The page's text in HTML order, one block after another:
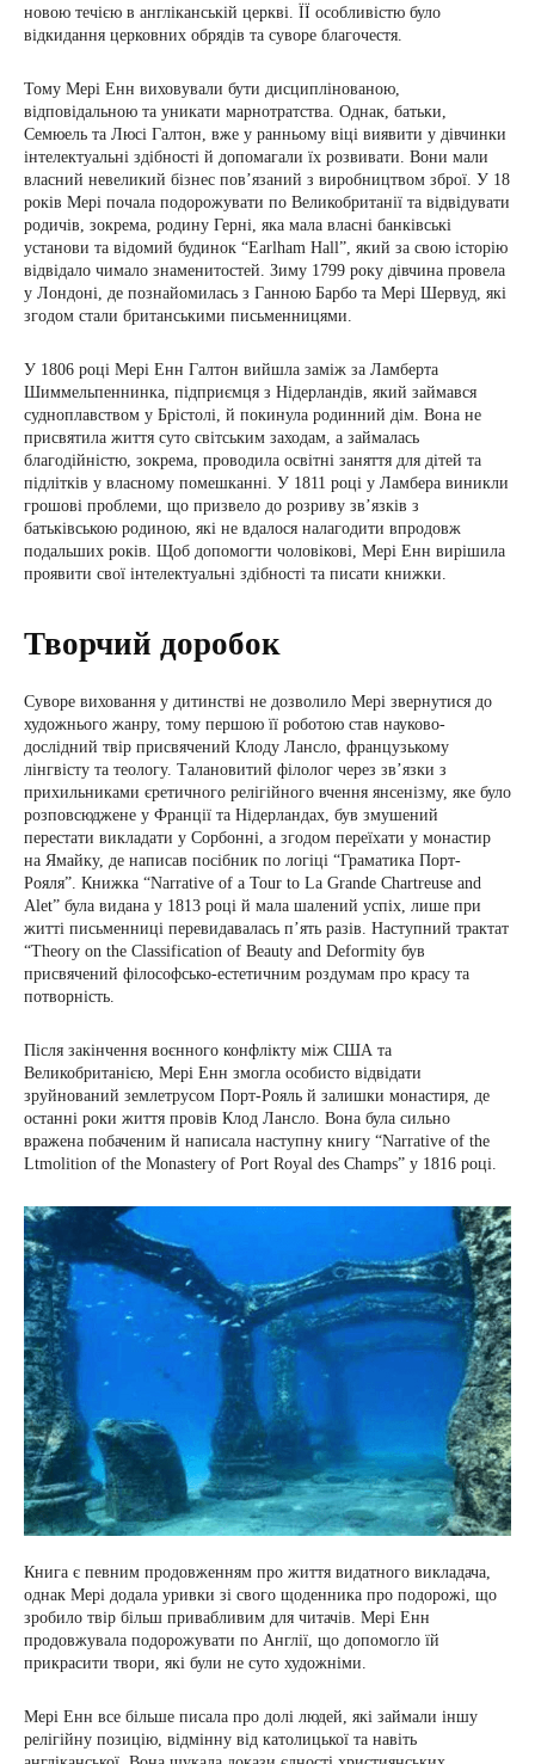
новою течією в англіканській церкві. ЇЇ особливістю було
відкидання церковних обрядів та суворе благочестя.
Тому Мері Енн виховували бути дисциплінованою,
відповідальною та уникати марнотратства. Однак, батьки,
Семюель та Люсі Галтон, вже у ранньому віці виявити у дівчинки
інтелектуальні здібності й допомагали їх розвивати. Вони мали
власний невеликий бізнес пов’язаний з виробництвом зброї. У 18
років Мері почала подорожувати по Великобританії та відвідувати
родичів, зокрема, родину Герні, яка мала власні банківські
установи та відомий будинок “Earlham Hall”, який за свою історію
відвідало чимало знаменитостей. Зиму 1799 року дівчина провела
у Лондоні, де познайомилась з Ганною Барбо та Мері Шервуд, які
згодом стали британськими письменницями.
У 1806 році Мері Енн Галтон вийшла заміж за Ламберта
Шиммельпеннинка, підприємця з Нідерландів, який займався
судноплавством у Брістолі, й покинула родинний дім. Вона не
присвятила життя суто світським заходам, а займалась
благодійністю, зокрема, проводила освітні заняття для дітей та
підлітків у власному помешканні. У 1811 році у Ламбера виникли
грошові проблеми, що призвело до розриву зв’язків з
батьківською родиною, які не вдалося налагодити впродовж
подальших років. Щоб допомогти чоловікові, Мері Енн вирішила
проявити свої інтелектуальні здібності та писати книжки.
Творчий доробок
Суворе виховання у дитинстві не дозволило Мері звернутися до
художнього жанру, тому першою її роботою став науково-
дослідний твір присвячений Клоду Лансло, французькому
лінгвісту та теологу. Талановитий філолог через зв’язки з
прихильниками єретичного релігійного вчення янсенізму, яке було
розповсюджене у Франції та Нідерландах, був змушений
перестати викладати у Сорбонні, а згодом переїхати у монастир
на Ямайку, де написав посібник по логіці “Граматика Порт-
Рояля”. Книжка “Narrative of a Tour to La Grande Chartreuse and
Alet” була видана у 1813 році й мала шалений успіх, лише при
житті письменниці перевидавалась п’ять разів. Наступний трактат
“Theory on the Classification of Beauty and Deformity був
присвячений філософсько-естетичним роздумам про красу та
потворність.
Після закінчення воєнного конфлікту між США та
Великобританією, Мері Енн змогла особисто відвідати
зруйнований землетрусом Порт-Рояль й залишки монастиря, де
останні роки життя провів Клод Лансло. Вона була сильно
вражена побаченим й написала наступну книгу “Narrative of the
Ltmolition of the Monastery of Port Royal des Champs” у 1816 році.
Книга є певним продовженням про життя видатного викладача,
однак Мері додала уривки зі свого щоденника про подорожі, що
зробило твір більш привабливим для читачів. Мері Енн
продовжувала подорожувати по Англії, що допомогло їй
прикрасити твори, які були не суто художніми.
Мері Енн все більше писала про долі людей, які займали іншу
релігійну позицію, відмінну від католицької та навіть